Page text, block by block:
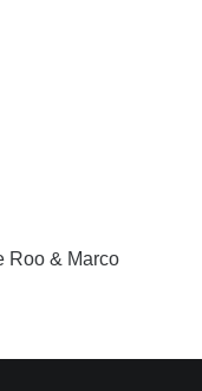
Roo & Marco